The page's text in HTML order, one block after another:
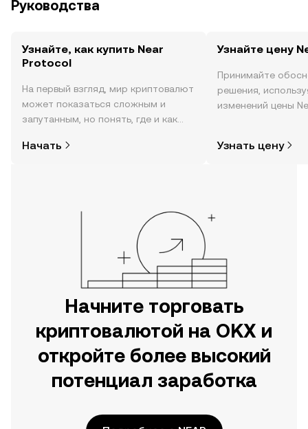
Руководства
Узнайте, как купить Near
Protocol
На первый взгляд, мир криптовалют
может показаться сложным и
запутанным, но понять, где и как
так сложно. Начните исследовать
Начать
Узнайте цену
Принимайте
решения,
изменений цены
новости и многое
Узнать цену
Начните торговать
криптовалютой на OKX и
откройте более высокий
потенциал заработка